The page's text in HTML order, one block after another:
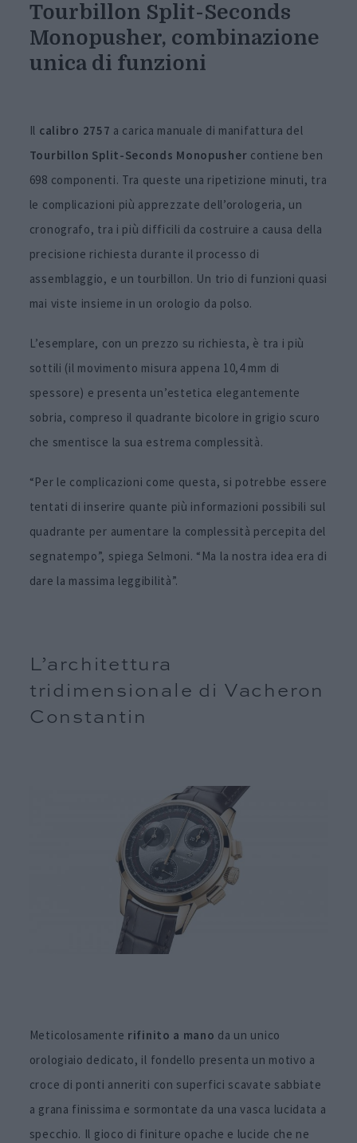
Tourbillon Split-Seconds
Monopusher, combinazione
unica di funzioni
Il calibro 2757 a carica manuale di manifattura del
Tourbillon Split-Seconds Monopusher contiene ben
698 componenti. Tra queste una ripetizione minuti, tra
le complicazioni più apprezzate dell’orologeria, un
cronografo, tra i più difficili da costruire a causa della
precisione richiesta durante il processo di
assemblaggio, e un tourbillon. Un trio di funzioni quasi
mai viste insieme in un orologio da polso.
L’esemplare, con un prezzo su richiesta, è tra i più
sottili (il movimento misura appena 10,4 mm di
spessore) e presenta un’estetica elegantemente
sobria, compreso il quadrante bicolore in grigio scuro
che smentisce la sua estrema complessità.
“Per le complicazioni come questa, si potrebbe essere
tentati di inserire quante più informazioni possibili sul
quadrante per aumentare la complessità percepita del
segnatempo”, spiega Selmoni. “Ma la nostra idea era di
dare la massima leggibilità”.
L’architettura
tridimensionale di Vacheron
Constantin
Meticolosamente rifinito a mano da un unico
orologiaio dedicato, il fondello presenta un motivo a
croce di ponti anneriti con superfici scavate sabbiate
a grana finissima e sormontate da una vasca lucidata a
specchio. Il gioco di finiture opache e lucide che ne